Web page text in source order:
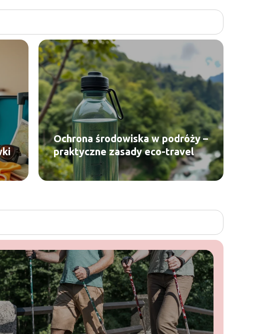
Ochrona środowiska w podróży –
praktyczne zasady eco-travel